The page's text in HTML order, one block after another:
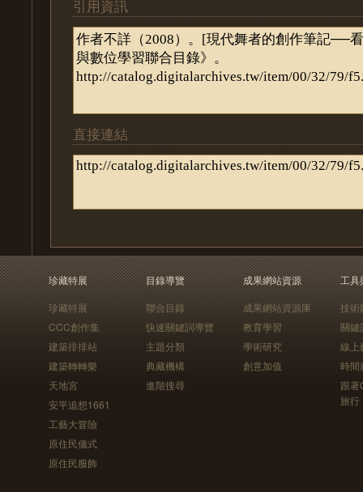
引用資訊
直接連結
珍藏特展
珍藏特展
CCC創作集
建築排排站
建築轉轉樂
天地宮
安平追想1661
工藝大冒險
原住民儀式
原住民服飾
目錄導覽
聯合目錄
快速關鍵詞導覽
主題分類
典藏機構
進階搜尋
成果網站資源
成果網站資源庫
教育學習
學術研究
創意加值
工具
技術
關鍵
線上
時間
跟
旅行